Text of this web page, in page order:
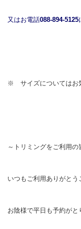
又はお電話088-894-5125
※ サイズについてはお
～トリミングをご利用の
いつもご利用ありがとう
お陰様で平日も予約がと